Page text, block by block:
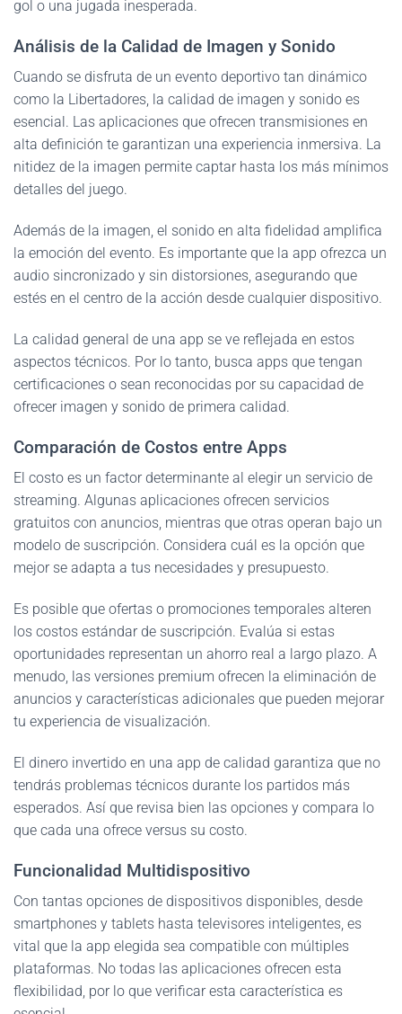
gol o una jugada inesperada.
Análisis de la Calidad de Imagen y Sonido
Cuando se disfruta de un evento deportivo tan dinámico
como la Libertadores, la calidad de imagen y sonido es
esencial. Las aplicaciones que ofrecen transmisiones en
alta definición te garantizan una experiencia inmersiva. La
nitidez de la imagen permite captar hasta los más mínimos
detalles del juego.
Además de la imagen, el sonido en alta fidelidad amplifica
la emoción del evento. Es importante que la app ofrezca un
audio sincronizado y sin distorsiones, asegurando que
estés en el centro de la acción desde cualquier dispositivo.
La calidad general de una app se ve reflejada en estos
aspectos técnicos. Por lo tanto, busca apps que tengan
certificaciones o sean reconocidas por su capacidad de
ofrecer imagen y sonido de primera calidad.
Comparación de Costos entre Apps
El costo es un factor determinante al elegir un servicio de
streaming. Algunas aplicaciones ofrecen servicios
gratuitos con anuncios, mientras que otras operan bajo un
modelo de suscripción. Considera cuál es la opción que
mejor se adapta a tus necesidades y presupuesto.
Es posible que ofertas o promociones temporales alteren
los costos estándar de suscripción. Evalúa si estas
oportunidades representan un ahorro real a largo plazo. A
menudo, las versiones premium ofrecen la eliminación de
anuncios y características adicionales que pueden mejorar
tu experiencia de visualización.
El dinero invertido en una app de calidad garantiza que no
tendrás problemas técnicos durante los partidos más
esperados. Así que revisa bien las opciones y compara lo
que cada una ofrece versus su costo.
Funcionalidad Multidispositivo
Con tantas opciones de dispositivos disponibles, desde
smartphones y tablets hasta televisores inteligentes, es
vital que la app elegida sea compatible con múltiples
plataformas. No todas las aplicaciones ofrecen esta
flexibilidad, por lo que verificar esta característica es